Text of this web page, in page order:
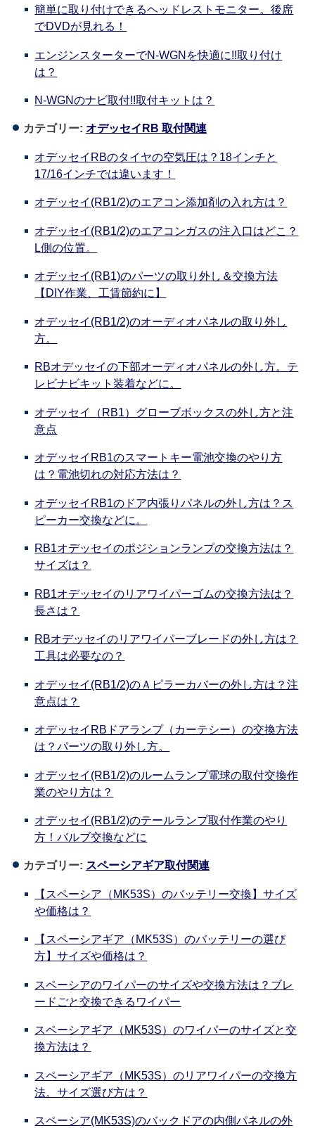
簡単に取り付けできるヘッドレストモニター。後席
でDVDが見れる！
エンジンスターターでN-WGNを快適に!!取り付け
は？
N-WGNのナビ取付!!取付キットは？
カテゴリー: オデッセイRB 取付関連
オデッセイRBのタイヤの空気圧は？18インチと
17/16インチでは違います！
オデッセイ(RB1/2)のエアコン添加剤の入れ方は？
オデッセイ(RB1/2)のエアコンガスの注入口はどこ？
L側の位置。
オデッセイ(RB1)のパーツの取り外し＆交換方法
【DIY作業、工賃節約に】
オデッセイ(RB1/2)のオーディオパネルの取り外し
方。
RBオデッセイの下部オーディオパネルの外し方。テ
レビナビキット装着などに。
オデッセイ（RB1）グローブボックスの外し方と注
意点
オデッセイRB1のスマートキー電池交換のやり方
は？電池切れの対応方法は？
オデッセイRB1のドア内張りパネルの外し方は？ス
ピーカー交換などに。
RB1オデッセイのポジションランプの交換方法は？
サイズは？
RB1オデッセイのリアワイパーゴムの交換方法は？
長さは？
RBオデッセイのリアワイパーブレードの外し方は？
工具は必要なの？
オデッセイ(RB1/2)のＡピラーカバーの外し方は？注
意点は？
オデッセイRBドアランプ（カーテシー）の交換方法
は？パーツの取り外し方。
オデッセイ(RB1/2)のルームランプ電球の取付交換作
業のやり方は？
オデッセイ(RB1/2)のテールランプ取付作業のやり
方！バルブ交換などに
カテゴリー: スペーシアギア取付関連
【スペーシア（MK53S）のバッテリー交換】サイズ
や価格は？
【スペーシアギア（MK53S）のバッテリーの選び
方】サイズや価格は？
スペーシアのワイパーのサイズや交換方法は？ブレ
ードごと交換できるワイパー
スペーシアギア（MK53S）のワイパーのサイズと交
換方法は？
スペーシアギア（MK53S）のリアワイパーの交換方
法。サイズ選び方は？
スペーシア(MK53S)のバックドアの内側パネルの外